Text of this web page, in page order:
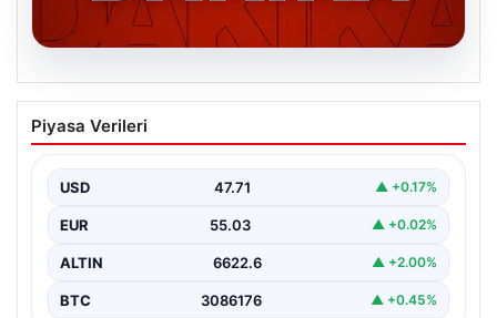
MGK’den 8 maddelik kritik bildiri: Dikkat
çeken ‘Terörsüz Bölge’ vurgusu
Piyasa Verileri
USD 47.71 ▲ +0.17%
EUR 55.03 ▲ +0.02%
ALTIN 6622.6 ▲ +2.00%
BTC 3086176 ▲ +0.45%